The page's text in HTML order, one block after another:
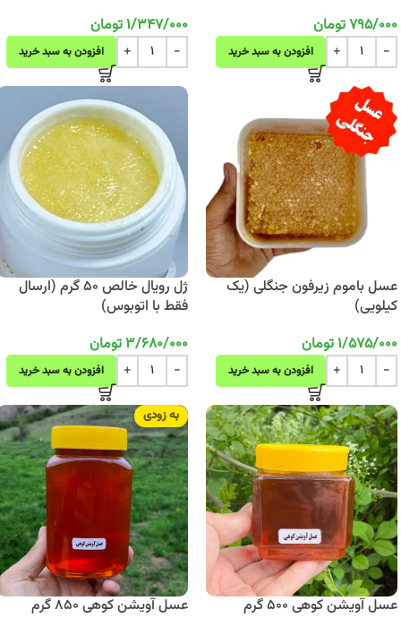
795/000تومان
افزودن به سبد خرید
1/347/000تومان
افزودن به سبد خرید
عسل باموم زیرفون جنگلی (یک
کیلویی)
1/575/000تومان
افزودن به سبد خرید
ژل رویال خالص 50 گرم (ارسال
فقط با اتوبوس)
3/680/000تومان
افزودن به سبد خرید
عسل آویشن کوهی 500 گرم
به زودی
عسل آویشن کوهی 850 گرم